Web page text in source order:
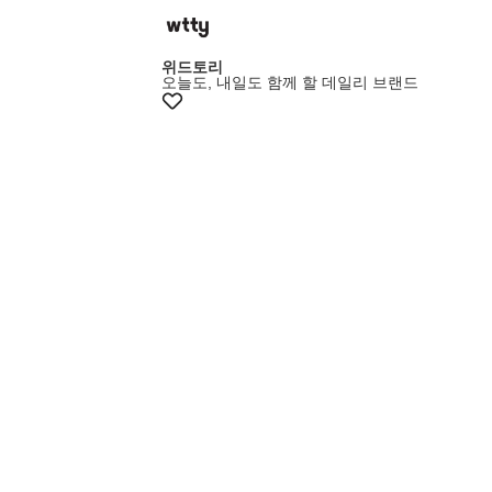
위드토리
오늘도, 내일도 함께 할 데일리 브랜드